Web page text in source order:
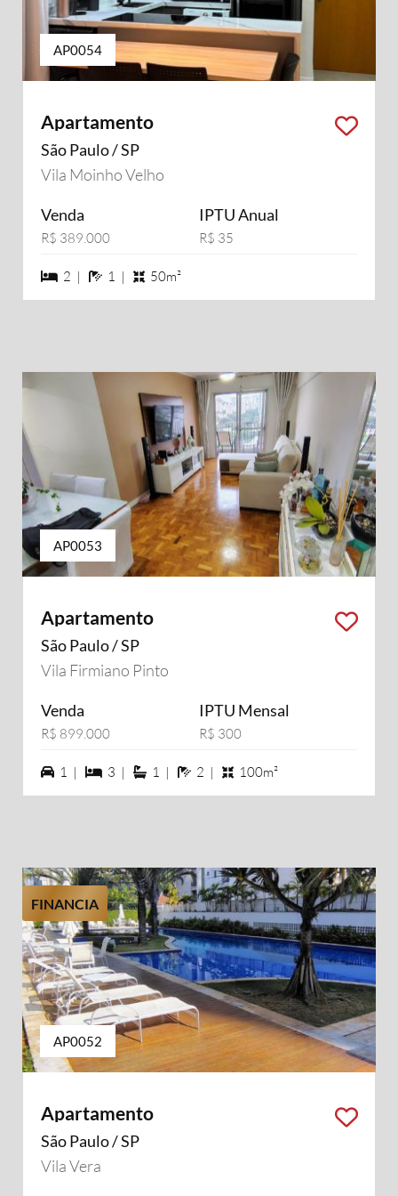
AP0054
Apartamento
São Paulo / SP
Vila Moinho Velho
Venda
R$ 389.000
IPTU Anual
R$ 35
2 dormiórios
2 | 1 banheiros
1 | 50m²
AP0053
Apartamento
São Paulo / SP
Vila Firmiano Pinto
Venda
R$ 899.000
IPTU Mensal
R$ 300
1 vagas na garagem
1 | 3 dormiórios
3 | 1 suítes
1 | 2 banheiros
2 | 100m²
FINANCIA
AP0052
Apartamento
São Paulo / SP
Vila Vera